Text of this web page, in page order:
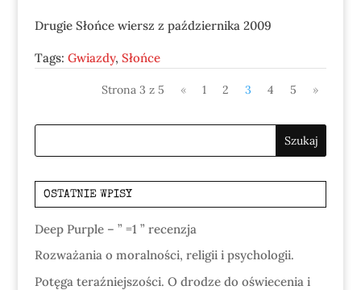
Drugie Słońce wiersz z października 2009
Tags: Gwiazdy, Słońce
Strona 3 z 5 « 1 2 3 4 5 »
OSTATNIE WPISY
Deep Purple – ” =1 ” recenzja
Rozważania o moralności, religii i psychologii.
Potęga teraźniejszości. O drodze do oświecenia i